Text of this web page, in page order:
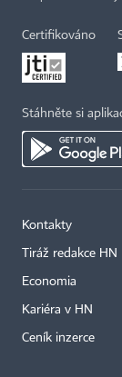
Certifikováno
Stáhněte si
Kontakty
Tiráž redakce HN
Economia
Kariéra v HN
Ceník inzerce